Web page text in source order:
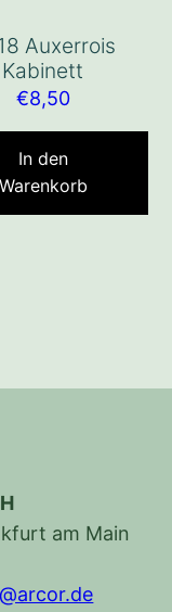
Auxerrois
Kabinett
€8,50
In den
Warenkorb
am Main